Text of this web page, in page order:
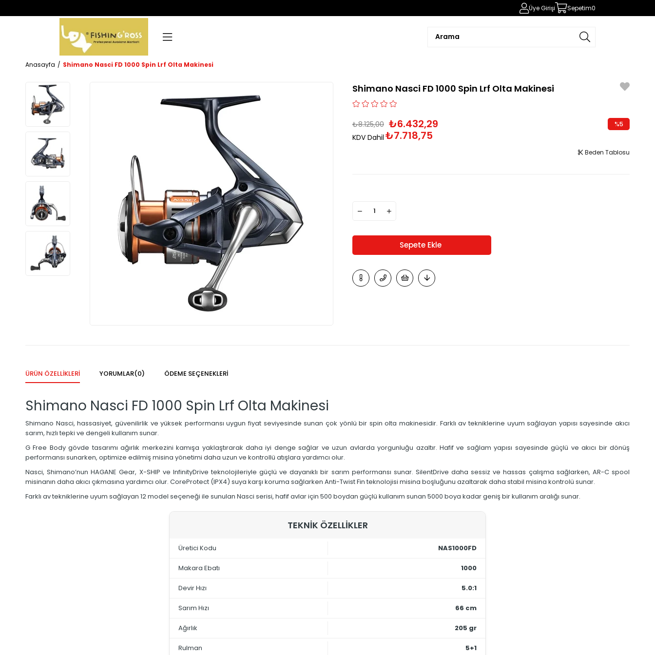
Üye Girişi Sepetim0
Anasayfa Shimano Nasci FD 1000 Spin Lrf Olta Makinesi
Shimano Nasci FD 1000 Spin Lrf Olta Makinesi
₺8.125,00 ₺6.432,29
KDV Dahil ₺7.718,75
%5
Beden Tablosu
ÜRÜN ÖZELLIKLERI YORUMLAR(0) ÖDEME SEÇENEKLERI
Shimano Nasci FD 1000 Spin Lrf Olta Makinesi
Shimano Nasci, hassasiyet, güvenilirlik ve yüksek performansı uygun fiyat seviyesinde sunan çok yönlü bir spin olta makinesidir. Farklı av tekniklerine uyum sağlayan yapısı sayesinde akıcı
sarım, hızlı tepki ve dengeli kullanım sunar.
G Free Body gövde tasarımı ağırlık merkezini kamışa yaklaştırarak daha iyi denge sağlar ve uzun avlarda yorgunluğu azaltır. Hafif ve sağlam yapısı sayesinde güçlü ve akıcı bir dönüş
performansı sunarken, optimize edilmiş misina yönetimi daha uzun ve kontrollü atışlara yardımcı olur.
Nasci, Shimano’nun HAGANE Gear, X-SHIP ve InfinityDrive teknolojileriyle güçlü ve dayanıklı bir sarım performansı sunar. SilentDrive daha sessiz ve hassas çalışma sağlarken, AR-C spool
misinanın daha akıcı çıkmasına yardımcı olur. CoreProtect (IPX4) suya karşı koruma sağlarken Anti-Twist Fin teknolojisi misina boşluğunu azaltarak daha stabil misina kontrolü sunar.
Farklı av tekniklerine uyum sağlayan 12 model seçeneği ile sunulan Nasci serisi, hafif avlar için 500 boydan güçlü kullanım sunan 5000 boya kadar geniş bir kullanım aralığı sunar.
TEKNİK ÖZELLİKLER
Üretici Kodu NAS1000FD
Makara Ebatı 1000
Devir Hızı 5.0:1
Sarım Hızı 66 cm
Ağırlık 205 gr
Rulman 5+1